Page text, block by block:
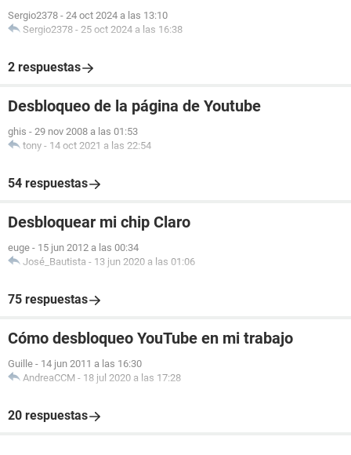
Sergio2378 - 24 oct 2024 a las 13:10
Sergio2378 - 25 oct 2024 a las 16:38
2 respuestas
Desbloqueo de la página de Youtube
ghis - 29 nov 2008 a las 01:53
tony - 14 oct 2021 a las 22:54
54 respuestas
Desbloquear mi chip Claro
euge - 15 jun 2012 a las 00:34
José_Bautista - 13 jun 2020 a las 01:06
75 respuestas
Cómo desbloqueo YouTube en mi trabajo
Guille - 14 jun 2011 a las 16:30
AndreaCCM - 18 jul 2020 a las 17:28
20 respuestas